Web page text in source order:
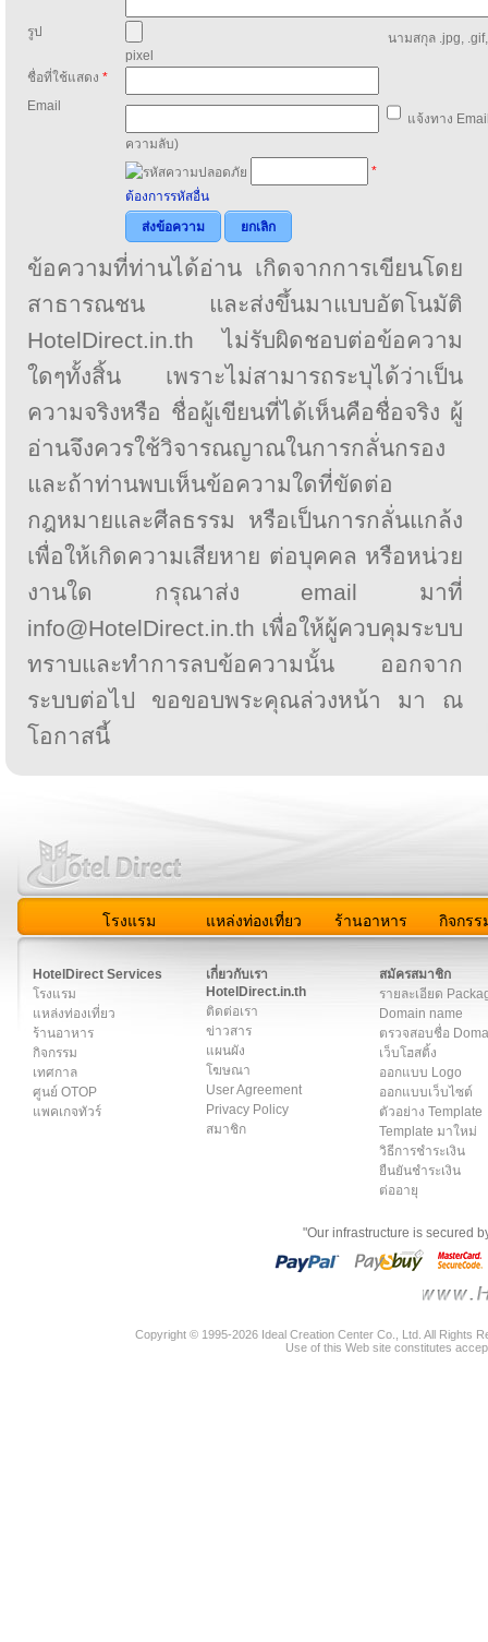
รูป
นามสกุล .jpg,
pixel
ชื่อที่ใช้แสดง *
Email
แจ้งทาง
ความลับ)
*
ต้องการรหัสอื่น
ส่งข้อความ
ยกเลิก
ข้อความที่ท่านได้อ่าน เกิดจากการเขียนโดย
สาธารณชน และส่งขึ้นมาแบบอัตโนมัติ
HotelDirect.in.th ไม่รับผิดชอบต่อข้อความ
ใดๆทั้งสิ้น เพราะไม่สามารถระบุได้ว่าเป็น
ความจริงหรือ ชื่อผู้เขียนที่ได้เห็นคือชื่อจริง ผู้
อ่านจึงควรใช้วิจารณญาณในการกลั่นกรอง
และถ้าท่านพบเห็นข้อความใดที่ขัดต่อ
กฎหมายและศีลธรรม หรือเป็นการกลั่นแกล้ง
เพื่อให้เกิดความเสียหาย ต่อบุคคล หรือหน่วย
งานใด กรุณาส่ง email มาที่
info@HotelDirect.in.th เพื่อให้ผู้ควบคุมระบบ
ทราบและทำการลบข้อความนั้น ออกจาก
ระบบต่อไป ขอขอบพระคุณล่วงหน้า มา ณ
โอกาสนี้
โรงแรม แหล่งท่องเที่ยว ร้านอาหาร กิจกรร
HotelDirect Services
โรงแรม
แหล่งท่องเที่ยว
ร้านอาหาร
กิจกรรม
เทศกาล
ศูนย์ OTOP
แพคเกจทัวร์
เกี่ยวกับเรา
HotelDirect.in.th
ติดต่อเรา
ข่าวสาร
แผนผัง
โฆษณา
User Agreement
Privacy Policy
สมาชิก
สมัครสมาชิก
รายละเอียด
Domain name
ตรวจสอบชื่อ
เว็บโฮสติ้ง
ออกแบบ Logo
ออกแบบเว็บไซต์
ตัวอย่าง Template
Template มาใหม่
วิธีการชำระเงิน
ยืนยันชำระเงิน
ต่ออายุ
"Our infrastructure is secured
Copyright © 1995-2026 Ideal Creation Center Co., Ltd. All Rights
Use of this Web site constitutes